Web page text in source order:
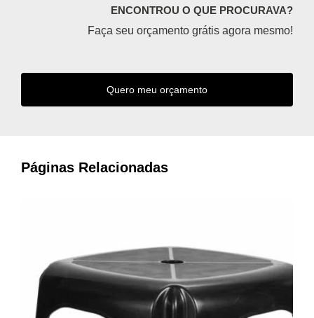
ENCONTROU O QUE PROCURAVA?
Faça seu orçamento grátis agora mesmo!
Quero meu orçamento
Páginas Relacionadas